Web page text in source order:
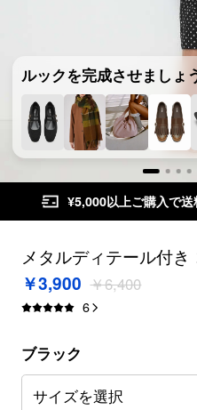
ルックを完成させましょ
¥5,000以上ご購入で送
メタルディテール付き
ルターネック 水玉 ミデ
￥3,900 ￥6,400
6
ブラック
サイズを選択